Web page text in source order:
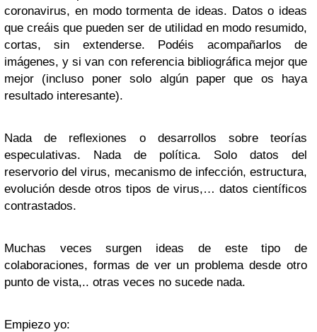
coronavirus, en modo tormenta de ideas. Datos o ideas
que creáis que pueden ser de utilidad en modo resumido,
cortas, sin extenderse. Podéis acompañarlos de
imágenes, y si van con referencia bibliográfica mejor que
mejor (incluso poner solo algún paper que os haya
resultado interesante).
Nada de reflexiones o desarrollos sobre teorías
especulativas. Nada de política. Solo datos del
reservorio del virus, mecanismo de infección, estructura,
evolución desde otros tipos de virus,… datos científicos
contrastados.
Muchas veces surgen ideas de este tipo de
colaboraciones, formas de ver un problema desde otro
punto de vista,.. otras veces no sucede nada.
Empiezo yo: